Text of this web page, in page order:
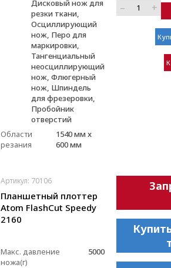
Дисковый нож для
резки ткани,
Осциллирующий
нож, Перо для
маркировки,
Тангенциальный
неосциллирующий
нож, Флюгерный
нож, Шпиндель
для фрезеровки,
Пробойник
отверстий
Области
резания
1540 мм x
600 мм
– +
Артикул: 70106
Планшетный плоттер
Atom FlashCut Speedy
2160
Макс. давление
ножа(г)
5000